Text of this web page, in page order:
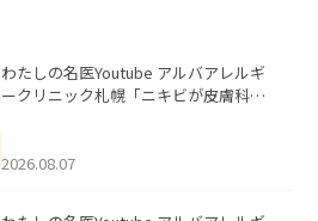
わたしの名医Youtube アルバアレルギ
ークリニック札幌「ニキビが皮膚科で
ました。
2026.08.07